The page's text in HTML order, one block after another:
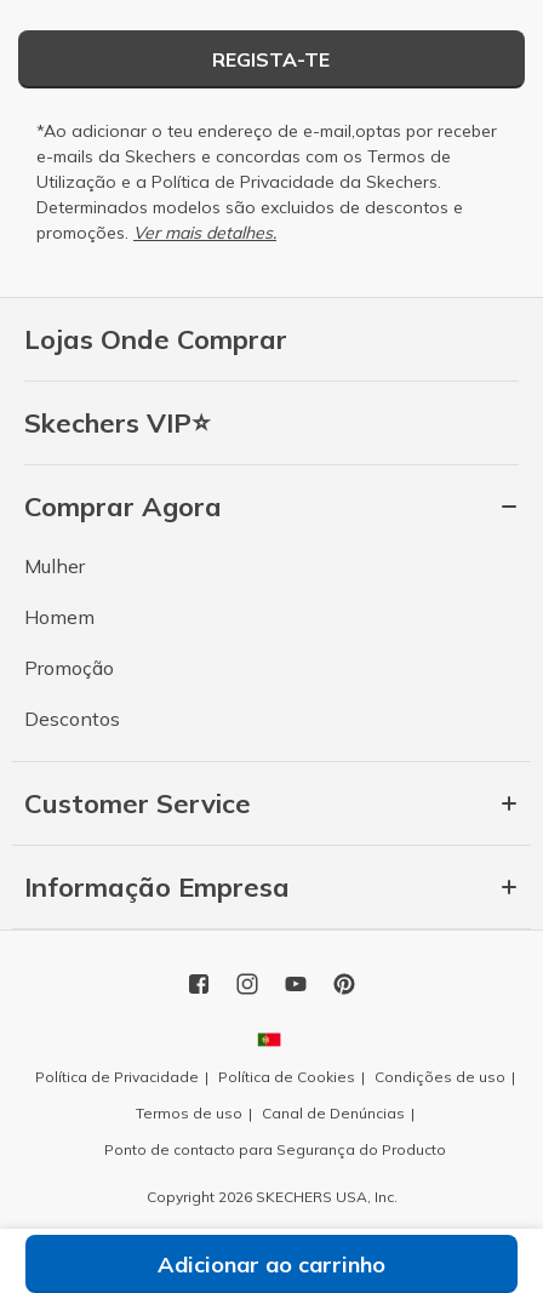
Adicionar ao carrinho
Lojas Onde Comprar
Skechers VIP⭐
Comprar Agora
Mulher
Homem
Promoção
Descontos
Customer Service
Informação Empresa
REGISTA-TE
*Ao adicionar o teu endereço de e-mail,optas por receber
e-mails da Skechers e concordas com os Termos de
Utilização e a Política de Privacidade da Skechers.
Determinados modelos são excluidos de descontos e
promoções. Ver mais detalhes.
Política de Privacidade Política de Cookies
Condições de uso
Termos de uso
Canal de Denúncias
Ponto de contacto para Segurança do Producto
Copyright 2026 SKECHERS USA, Inc.